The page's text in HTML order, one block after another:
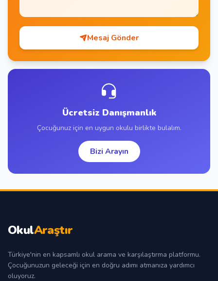
Mesaj Gönder
Ücretsiz Danışmanlık
Çocuğunuz için en uygun okulu birlikte bulalım.
Bizi Arayın
OkulAraştır
Türkiye'nin en kapsamlı okul arama ve karşılaştırma platformu.
Çocuğunuzun geleceği için en doğru adımı atmanıza yardımcı
oluyoruz.